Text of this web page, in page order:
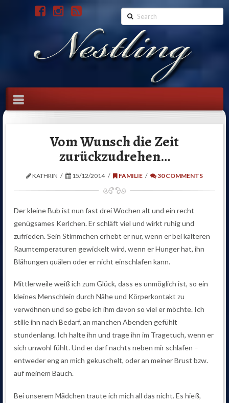
Search
Navigation
Vom Wunsch die Zeit
zurückzudrehen…
KATHRIN 15/12/2014 FAMILIE 30 COMMENTS
Der kleine Bub ist nun fast drei Wochen alt und ein recht
genügsames Kerlchen. Er schläft viel und wirkt ruhig und
zufrieden. Sein Stimmchen erhebt er nur, wenn er bei kälteren
Raumtemperaturen gewickelt wird, wenn er Hunger hat, ihn
Blähungen quälen oder er nicht einschlafen kann.
Mittlerweile weiß ich zum Glück, dass es unmöglich ist, so ein
kleines Menschlein durch Nähe und Körperkontakt zu
verwöhnen und so gebe ich ihm davon so viel er möchte. Ich
stille ihn nach Bedarf, an manchen Abenden gefühlt
stundenlang. Ich halte ihn und trage ihn im Tragetuch, wenn er
sich unwohl fühlt. Und er darf nachts neben mir schlafen –
entweder eng an mich gekuschelt, oder an meiner Brust bzw.
auf meinem Bauch.
Bei unserem Mädchen traute ich mich all das nicht. Es hieß,